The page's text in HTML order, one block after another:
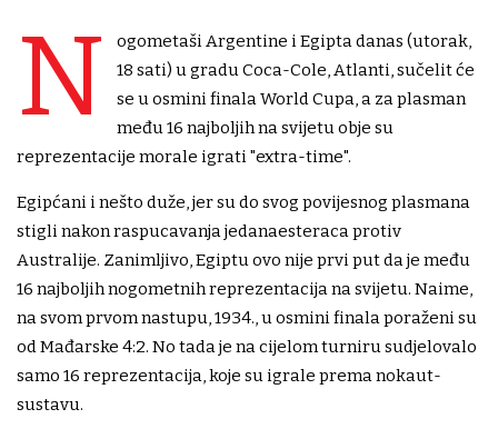
N
ogometaši Argentine i Egipta danas (utorak,
18 sati) u gradu Coca-Cole, Atlanti, sučelit će
se u osmini finala World Cupa, a za plasman
među 16 najboljih na svijetu obje su
reprezentacije morale igrati "extra-time".
Egipćani i nešto duže, jer su do svog povijesnog plasmana
stigli nakon raspucavanja jedanaesteraca protiv
Australije. Zanimljivo, Egiptu ovo nije prvi put da je među
16 najboljih nogometnih reprezentacija na svijetu. Naime,
na svom prvom nastupu, 1934., u osmini finala poraženi su
od Mađarske 4:2. No tada je na cijelom turniru sudjelovalo
samo 16 reprezentacija, koje su igrale prema nokaut-
sustavu.